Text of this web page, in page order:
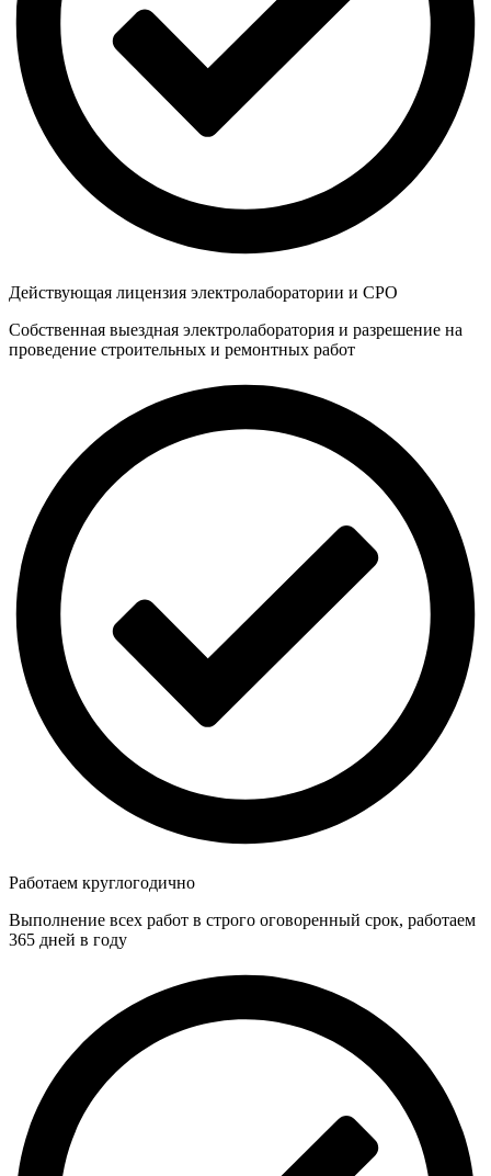
Действующая лицензия электролаборатории и СРО
Собственная выездная электролаборатория и разрешение на
проведение строительных и ремонтных работ
Работаем круглогодично
Выполнение всех работ в строго оговоренный срок, работаем
365 дней в году